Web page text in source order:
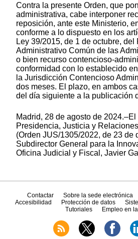
Contra la presente Orden, que
administrativa, cabe interponer
reposición, ante este Ministerio,
conforme a lo dispuesto en los
Ley 39/2015, de 1 de octubre, del
Administrativo Común de las
o bien recurso contencioso-
conformidad con lo establecido
la Jurisdicción Contencioso
dos meses. El plazo, en ambos
del día siguiente a la publicación
Madrid, 28 de agosto de
Presidencia, Justicia y
(Orden JUS/1305/2022, de 23 de
Subdirector General para la
Oficina Judicial y Fiscal, Javier
Contactar Sobre la sede electrónica
Accesibilidad
Protección de datos
Tutoriales
Empleo en